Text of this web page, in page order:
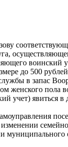
воинский
до 500
в запас
женского пола
учет) явиться в
муниципального